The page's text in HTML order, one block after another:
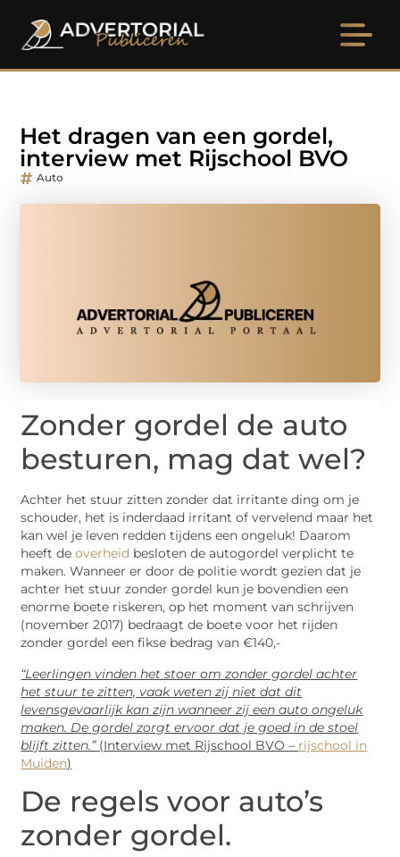
Het dragen van een gordel,
interview met Rijschool BVO
Auto
Zonder gordel de auto
besturen, mag dat wel?
Achter het stuur zitten zonder dat irritante ding om je
schouder, het is inderdaad irritant of vervelend maar het
kan wel je leven redden tijdens een ongeluk! Daarom
heeft deoverheid besloten de autogordel verplicht te
maken. Wanneer er door de politie wordt gezien dat je
achter het stuur zonder gordel kun je bovendien een
enorme boete riskeren, op het moment van schrijven
(november 2017) bedraagt de boete voor het rijden
zonder gordel een fikse bedrag van €140,-
“Leerlingen vinden het stoer om zonder gordel achter
het stuur te zitten, vaak weten zij niet dat dit
levensgevaarlijk kan zijn wanneer zij een auto ongeluk
maken. De gordel zorgt ervoor dat je goed in de stoel
blijft zitten.”(Interview met Rijschool BVO – rijschool in
Muiden)
De regels voor auto’s
zonder gordel.